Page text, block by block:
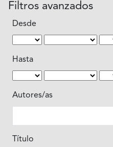
Filtros avanzados
Desde
Hasta
Autores/as
Título